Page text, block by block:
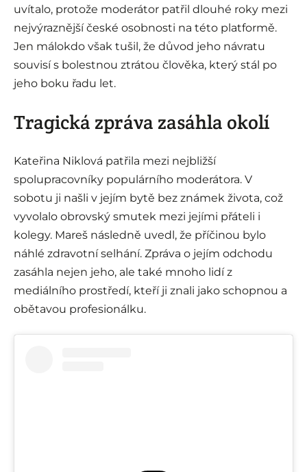
uvítalo, protože moderátor patřil dlouhé roky mezi
nejvýraznější české osobnosti na této platformě.
Jen málokdo však tušil, že důvod jeho návratu
souvisí s bolestnou ztrátou člověka, který stál po
jeho boku řadu let.
Tragická zpráva zasáhla okolí
Kateřina Niklová patřila mezi nejbližší
spolupracovníky populárního moderátora. V
sobotu ji našli v jejím bytě bez známek života, což
vyvolalo obrovský smutek mezi jejími přáteli i
kolegy. Mareš následně uvedl, že příčinou bylo
náhlé zdravotní selhání. Zpráva o jejím odchodu
zasáhla nejen jeho, ale také mnoho lidí z
mediálního prostředí, kteří ji znali jako schopnou a
obětavou profesionálku.